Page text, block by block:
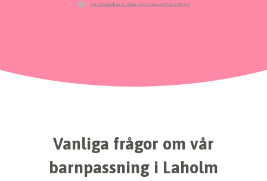
Så behandlar vi dina personuppgifter säkert
Vanliga frågor om vår
barnpassning i Laholm